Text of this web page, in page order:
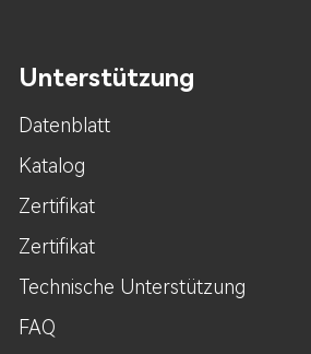
Unterstützung
Datenblatt
Katalog
Zertifikat
Zertifikat
Technische Unterstützung
FAQ